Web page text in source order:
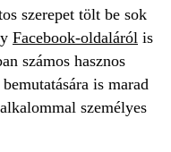
szerepet tölt be sok
Facebook-oldaláról is
számos hasznos
is marad
személyes